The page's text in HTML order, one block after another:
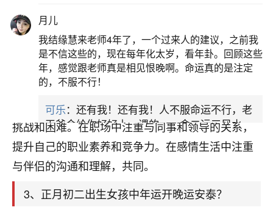
2、农历九六年正月初二日亥时生是什么命运？
综上所述，1996年农历正月初二日亥时出生的
您，在事业、爱情、财富、健康和福祸等方面都呈
现出一定的特点。为了更好地把握自己的命运，我
建议您：保持积极的心态和努力的行动，勇于面对
挑战和困难。在职场中注重与同事和领导的关系，
提升自己的职业素养和竞争力。在感情生活中注重
与伴侣的沟通和理解，共同。
3、正月初二出生女孩中年运开晚运安泰？
月儿
我结缘慧来老师4年了，一个过来人的建议，之前我
是不信这些的，现在每年化太岁，看年卦。回顾这些
年，感觉跟老师真是相见恨晚啊。命运真的是注定
的，不服不行！
可乐：还有我！还有我！人不服命运不行，老
天爷会给你好好上一课的。一命二运三风水，
哪样不服都不行！
平安是福：我也是每年找老师化太岁，看年
卦，认识老师3年了，都是缘分啊！
17分钟前 来自湖北